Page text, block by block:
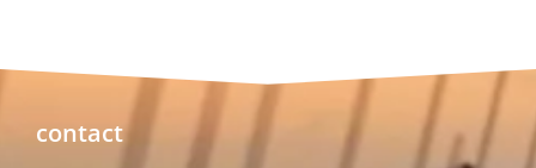
contact